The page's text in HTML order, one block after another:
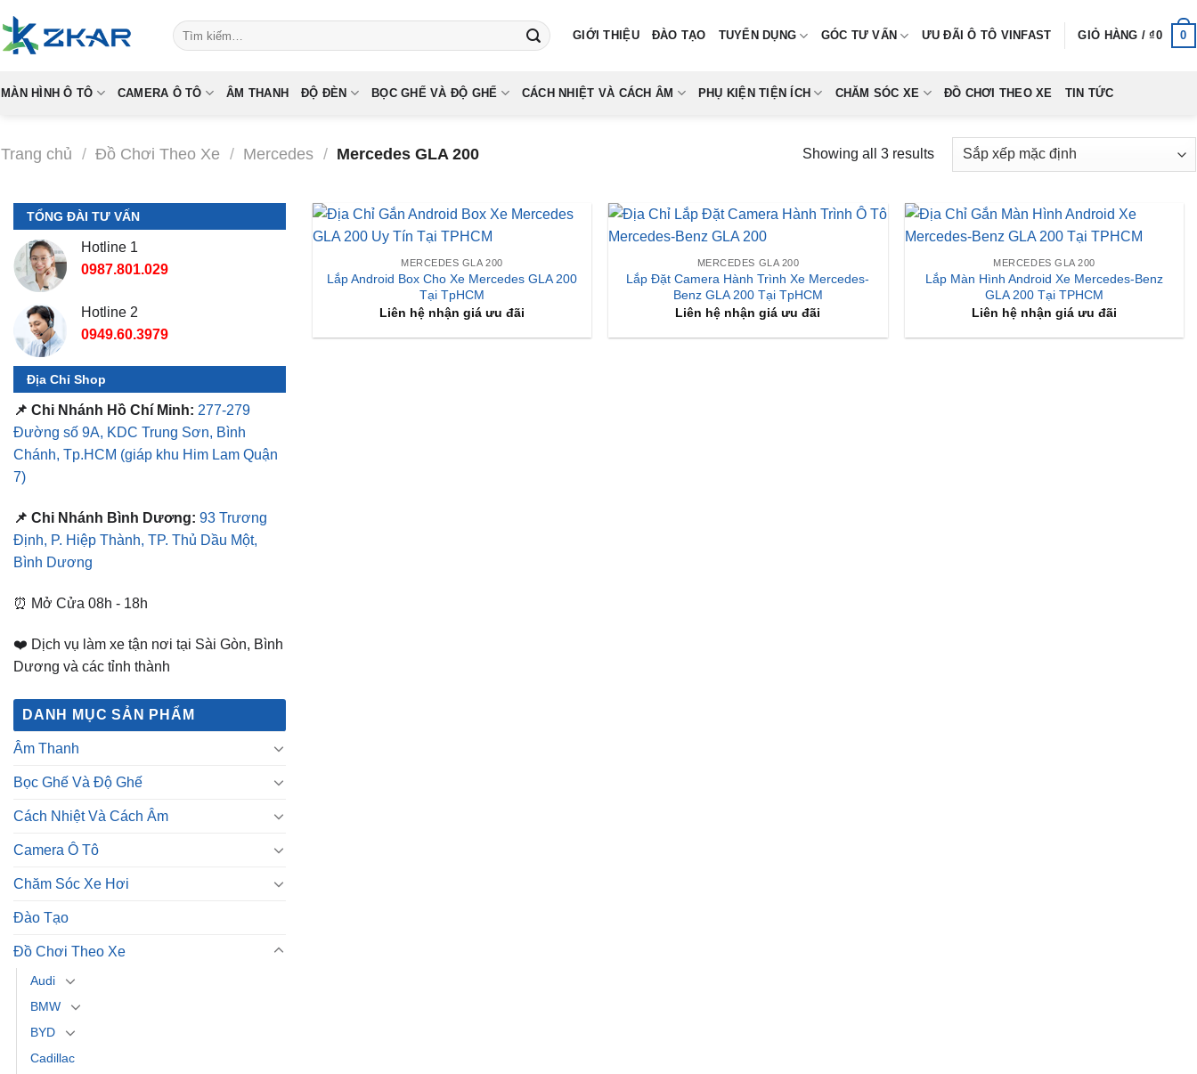
to
content
Tìm
kiếm:
GIỚI THIỆU ĐÀO TẠO TUYỂN DỤNG GÓC TƯ VẤN ƯU ĐÃI Ô TÔ VINFAST GIỎ HÀNG /₫0 0
MÀN HÌNH Ô TÔ CAMERA Ô TÔ ÂM THANH ĐỘ ĐÈN BỌC GHẾ VÀ ĐỘ GHẾ CÁCH NHIỆT VÀ CÁCH ÂM PHỤ KIỆN TIỆN ÍCH CHĂM SÓC XE ĐỒ CHƠI THEO XE TIN TỨC
Trang chủ / Đồ Chơi Theo Xe / Mercedes / Mercedes GLA 200 Showing all 3 results
TỔNG ĐÀI TƯ VẤN
Hotline 1
0987.801.029
Hotline 2
0949.60.3979
Địa Chỉ Shop
📌 Chi Nhánh Hồ Chí Minh: 277-279
Đường số 9A, KDC Trung Sơn, Bình
Chánh, Tp.HCM (giáp khu Him Lam Quận
7)
📌 Chi Nhánh Bình Dương: 93 Trương
Định, P. Hiệp Thành, TP. Thủ Dầu Một,
Bình Dương
⏰ Mở Cửa 08h - 18h
❤️ Dịch vụ làm xe tận nơi tại Sài Gòn, Bình
Dương và các tỉnh thành
DANH MỤC SẢN PHẨM
Âm Thanh
Bọc Ghế Và Độ Ghế
Cách Nhiệt Và Cách Âm
Camera Ô Tô
Chăm Sóc Xe Hơi
Đào Tạo
Đồ Chơi Theo Xe
Audi
BMW
BYD
Cadillac
MERCEDES GLA 200
Lắp Android Box Cho Xe Mercedes GLA 200
Tại TpHCM
Liên hệ nhận giá ưu đãi
MERCEDES GLA 200
Lắp Đặt Camera Hành Trình Xe Mercedes-
Benz GLA 200 Tại TpHCM
Liên hệ nhận giá ưu đãi
MERCEDES GLA 200
Lắp Màn Hình Android Xe Mercedes-Benz
GLA 200 Tại TPHCM
Liên hệ nhận giá ưu đãi